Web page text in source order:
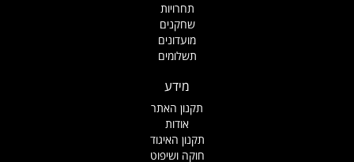
תחרויות
שחקנים
מועדונים
תשלומים
מידע
תקנון האתר
אודות
תקנון האיגוד
חוקה ושיפוט